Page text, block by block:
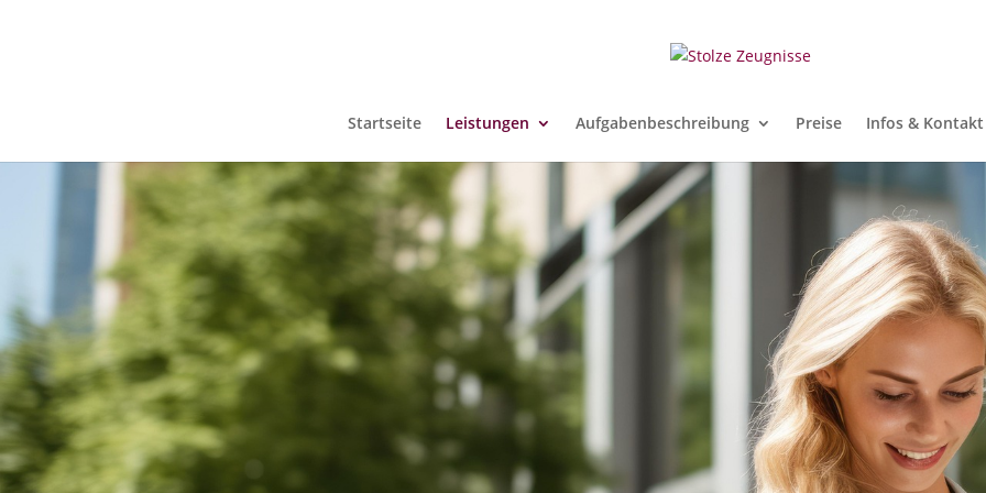
Startseite Leistungen Aufgabenbeschreibung Preise Infos & Kontakt